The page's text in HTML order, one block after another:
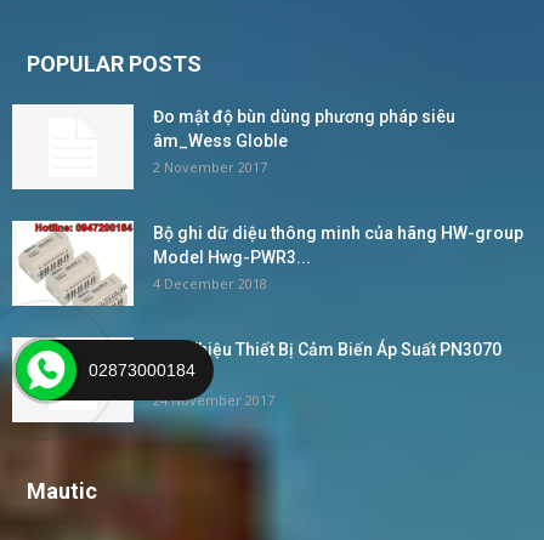
POPULAR POSTS
Đo mật độ bùn dùng phương pháp siêu
âm_Wess Globle
2 November 2017
Bộ ghi dữ diệu thông minh của hãng HW-group
Model Hwg-PWR3...
4 December 2018
Giới Thiệu Thiết Bị Cảm Biến Áp Suất PN3070
IFM –...
24 November 2017
Mautic
02873000184